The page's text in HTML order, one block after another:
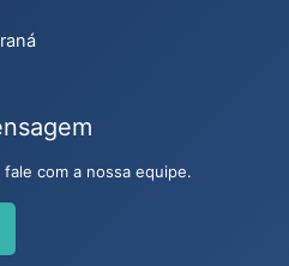
com a nossa equipe.